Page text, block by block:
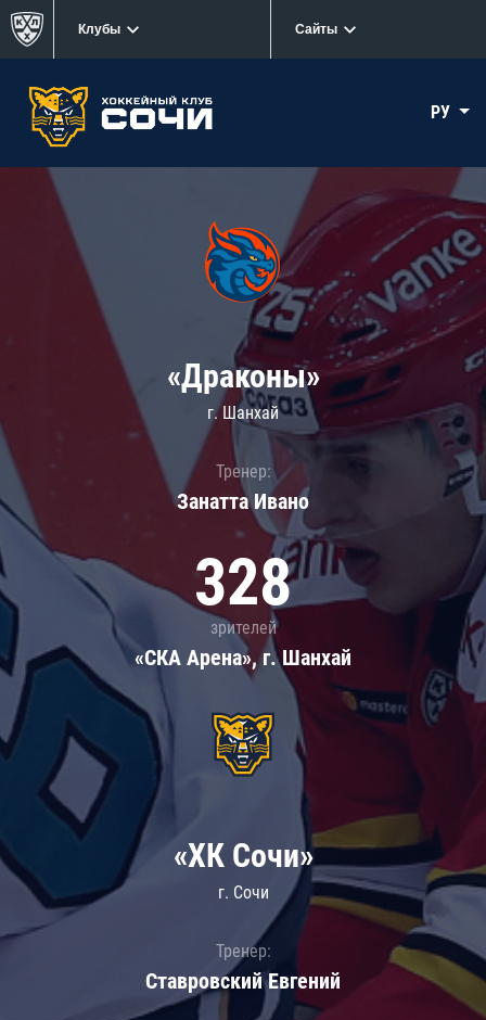
Клубы Сайты
РУ
«Драконы»
г. Шанхай
Тренер:
Занатта Иванo
328
зрителей
«СКА Арена», г. Шанхай
«ХК Сочи»
г. Сочи
Тренер:
Ставровский Евгений